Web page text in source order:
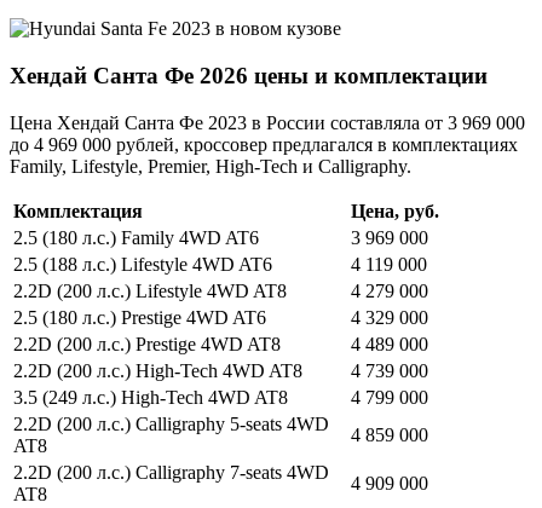
Хендай Санта Фе 2026 цены и комплектации
Цена Хендай Санта Фе 2023 в России составляла от 3 969 000
до 4 969 000 рублей, кроссовер предлагался в комплектациях
Family, Lifestyle, Premier, High-Tech и Calligraphy.
Комплектация
Цена, руб.
2.5 (180 л.с.) Family 4WD AT6
3 969 000
2.5 (188 л.с.) Lifestyle 4WD AT6
4 119 000
2.2D (200 л.с.) Lifestyle 4WD AT8
4 279 000
2.5 (180 л.с.) Prestige 4WD AT6
4 329 000
2.2D (200 л.с.) Prestige 4WD AT8
4 489 000
2.2D (200 л.с.) High-Tech 4WD AT8
4 739 000
3.5 (249 л.с.) High-Tech 4WD AT8
4 799 000
2.2D (200 л.с.) Calligraphy 5-seats 4WD
AT8
4 859 000
2.2D (200 л.с.) Calligraphy 7-seats 4WD
AT8
4 909 000